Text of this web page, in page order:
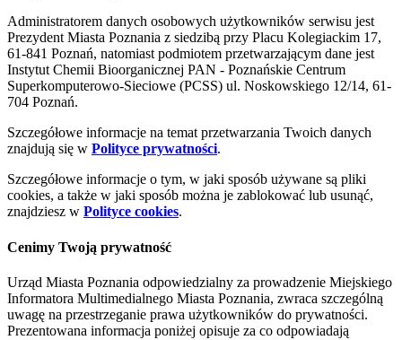
Administratorem danych osobowych użytkowników serwisu jest
Prezydent Miasta Poznania z siedzibą przy Placu Kolegiackim 17,
61-841 Poznań, natomiast podmiotem przetwarzającym dane jest
Instytut Chemii Bioorganicznej PAN - Poznańskie Centrum
Superkomputerowo-Sieciowe (PCSS) ul. Noskowskiego 12/14, 61-
704 Poznań.
Szczegółowe informacje na temat przetwarzania Twoich danych
znajdują się w Polityce prywatności.
Szczegółowe informacje o tym, w jaki sposób używane są pliki
cookies, a także w jaki sposób można je zablokować lub usunąć,
znajdziesz w Polityce cookies.
Cenimy Twoją prywatność
Urząd Miasta Poznania odpowiedzialny za prowadzenie Miejskiego
Informatora Multimedialnego Miasta Poznania, zwraca szczególną
uwagę na przestrzeganie prawa użytkowników do prywatności.
Prezentowana informacja poniżej opisuje za co odpowiadają